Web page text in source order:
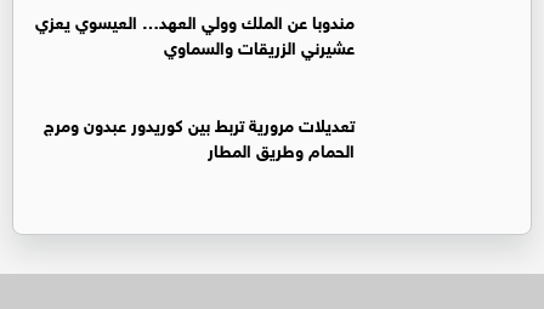
مندوبا عن الملك وولي العهد… العيسوي يعزي
عشيرني الزريقات والسماوي
تعديلات مرورية تربط بين كوريدور عبدون ومرج
الحمام وطريق المطار